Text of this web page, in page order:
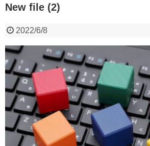
New file (2)
2022/6/8